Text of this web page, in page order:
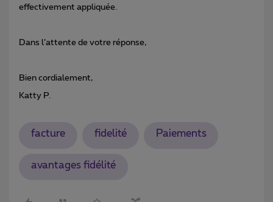
effectivement appliquée.
Dans l’attente de votre réponse,
Bien cordialement,
Katty P.
facture fidelité Paiements
avantages fidélité